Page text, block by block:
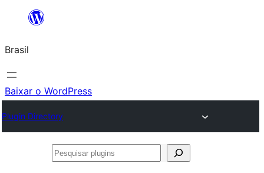
o
conteúdo
Brasil
Baixar o WordPress
Plugin Directory
Pesquisar